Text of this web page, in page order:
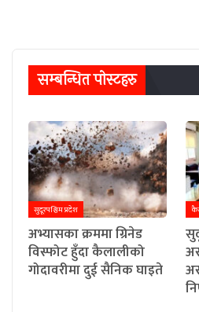
सम्बन्धित पाेस्टहरु
सुदूरपश्चिम प्रदेश
अभ्यासका क्रममा ग्रिनेड
विस्फोट हुँदा कैलालीको
गोदावरीमा दुई सैनिक घाइते